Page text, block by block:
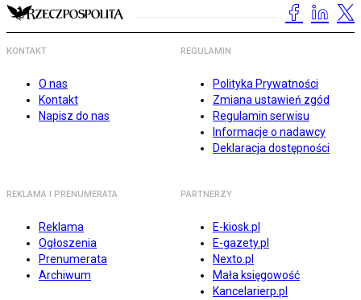
KONTAKT
O nas
Kontakt
Napisz do nas
REGULAMIN
Polityka Prywatności
Zmiana ustawień zgód
Regulamin serwisu
Informacje o nadawcy
Deklaracja dostępności
REKLAMA I PRENUMERATA
Reklama
Ogłoszenia
Prenumerata
Archiwum
PARTNERZY
E-kiosk.pl
E-gazety.pl
Nexto.pl
Mała księgowość
Kancelarierp.pl